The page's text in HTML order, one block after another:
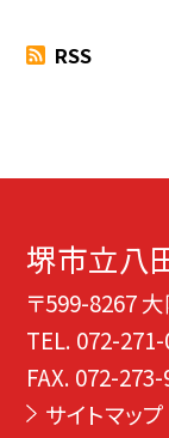
RSS
堺市立八
〒599-8267
TEL. 072-
FAX. 072-
サイトマップ